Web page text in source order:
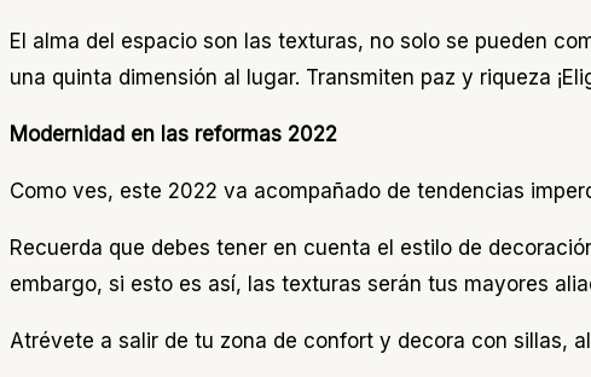
El alma del espacio son las texturas, no solo se pueden
una quinta dimensión al lugar. Transmiten paz y riqueza
Modernidad en las reformas 2022
Como ves, este 2022 va acompañado de tendencias
Recuerda que debes tener en cuenta el estilo de
embargo, si esto es así, las texturas serán tus mayores
Atrévete a salir de tu zona de confort y decora con sillas,